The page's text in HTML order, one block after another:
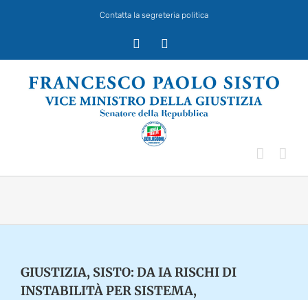
Contatta la segreteria politica
GIUSTIZIA, SISTO: DA IA RISCHI DI
INSTABILITÀ PER SISTEMA,